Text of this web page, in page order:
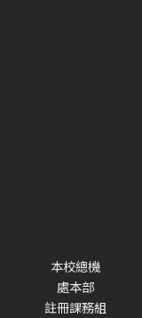
本校總機
處本部
註冊課務組